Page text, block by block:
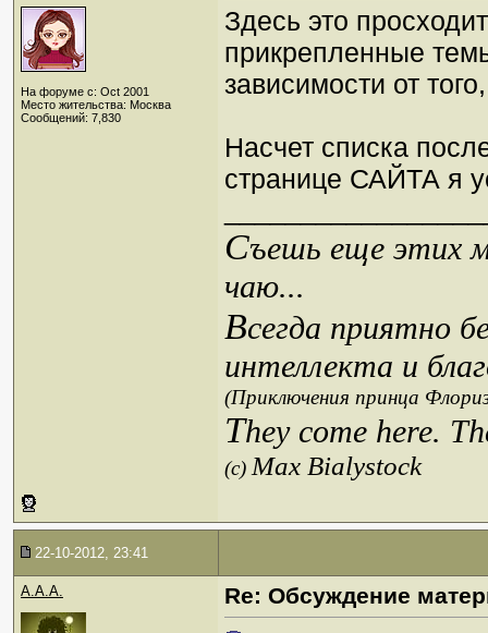
На форуме с: Oct 2001
Место жительства: Москва
Сообщений: 7,830
Здесь это
прикрепленные
зависимости от
Насчет списка
странице САЙТА я
Съешь еще этих
чаю...
Всегда приятно
интеллекта и
(Приключения принца
They come here.
(c)Max Bialystock
22-10-2012, 23:41
A.A.A. Re: Обсуждение